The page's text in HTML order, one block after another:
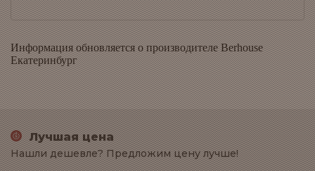
Информация обновляется о производителе Berhouse
Екатеринбург
Лучшая цена
Нашли дешевле? Предложим цену лучше!